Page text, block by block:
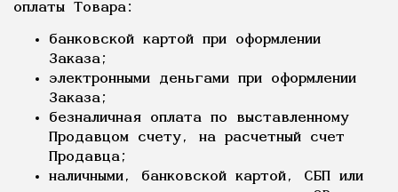
оплаты Товара:
банковской картой при оформлении
Заказа;
электронными деньгами при оформлении
Заказа;
безналичная оплата по выставленному
Продавцом счету, на расчетный счет
Продавца;
наличными, банковской картой, СБП или